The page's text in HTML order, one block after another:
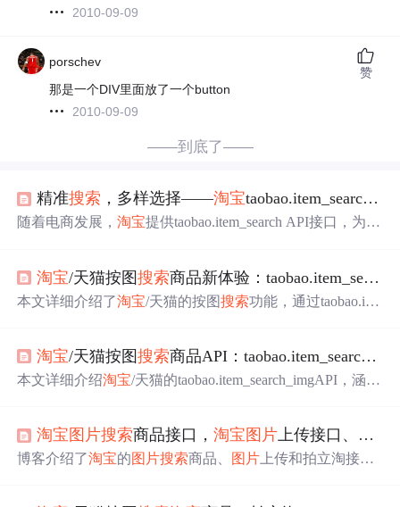
2010-09-09
porschev
那是一个DIV里面放了一个button
2010-09-09
赞
——到底了——
精准搜索 ，多样选择——淘宝taobao.item_search API接口为你打开购物新世界
随着电商发展，淘宝提供taobao.item_search API接口，为消
在 淘宝开放平台注册账号、创建应用获取权限，按文档构
建请求发送至服务器获取结果。
淘宝/天猫按图搜索商品新体验：taobao.item_search_img API返回值全攻略
本文详细介绍了淘宝/天猫的按图搜索功能，通过taobao.ite
淘宝/天猫按图搜索商品API：taobao.item_search_img返回值实战指南
本文详细介绍淘宝/天猫的taobao.item_search_imgAPI，涵盖
据分析。
淘宝 图片搜索商品接口，淘宝 图片上传接口、 淘宝
博客介绍了淘宝的图片搜索商品、 图片 上传和拍立淘接